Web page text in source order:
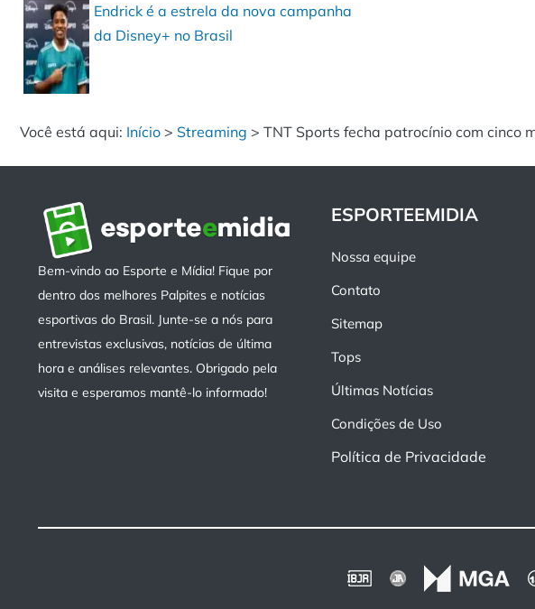
Endrick é a estrela da nova campanha
da Disney+ no Brasil
Você está aqui: Início > Streaming > TNT Sports fecha patrocínio com cinco
Bem-vindo ao Esporte e Mídia! Fique por
dentro dos melhores Palpites e notícias
esportivas do Brasil. Junte-se a nós para
entrevistas exclusivas, notícias de última
hora e análises relevantes. Obrigado pela
visita e esperamos mantê-lo informado!
ESPORTEEMIDIA
Nossa equipe
Contato
Sitemap
Tops
Últimas Notícias
Condições de Uso
Política de Privacidade